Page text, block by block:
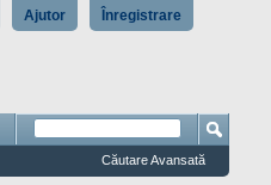
Înregistrare
Ajutor
Căutare Avansată